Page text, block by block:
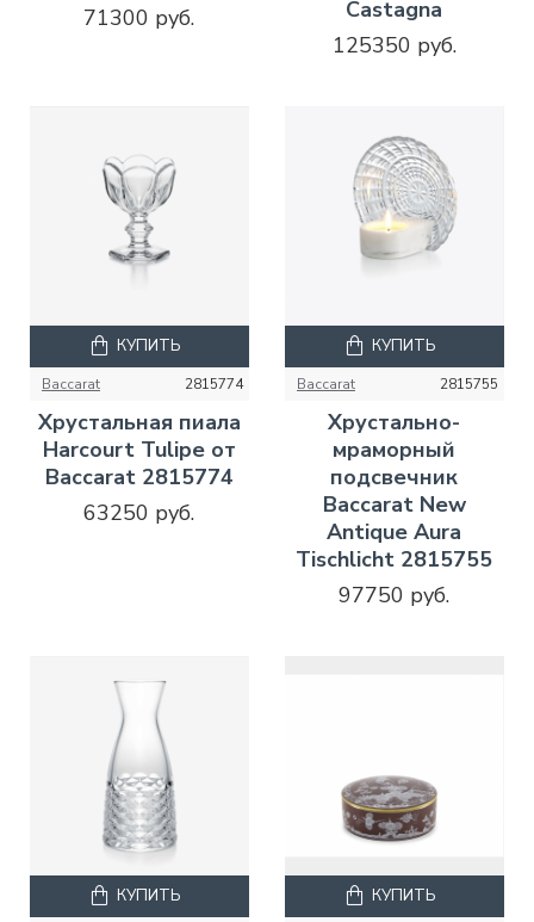
71300 руб.
Castagna
125350 руб.
Baccarat 2815774
Хрустальная пиала
Harcourt Tulipe от
Baccarat 2815774
63250 руб.
КУПИТЬ
Baccarat 2815755
Хрустально-
мраморный
подсвечник
Baccarat New
Antique Aura
Tischlicht 2815755
97750 руб.
КУПИТЬ
КУПИТЬ КУПИТЬ